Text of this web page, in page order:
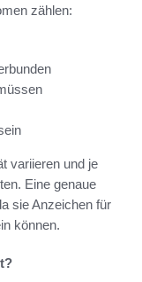
zählen:
variieren und je
Eine genaue
sie Anzeichen für
können.